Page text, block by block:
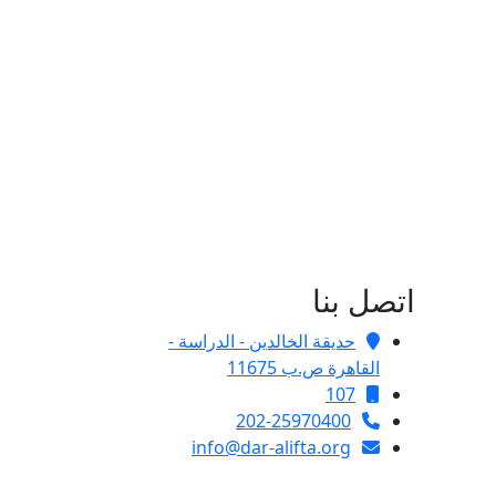
اتصل بنا
حديقة الخالدين - الدراسة -
القاهرة ص.ب 11675
107
202-25970400
info@dar-alifta.org